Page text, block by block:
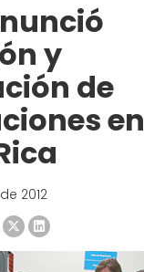
y
de
en
2012